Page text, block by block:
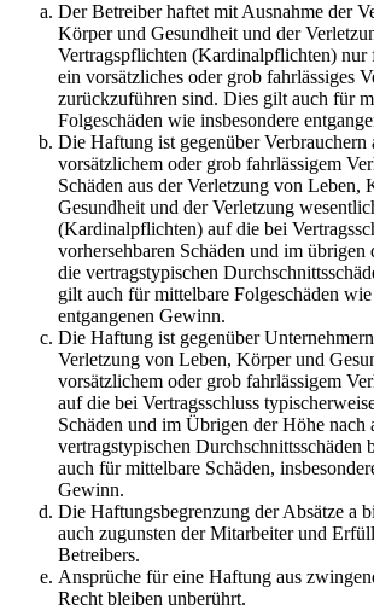
Der Betreiber haftet mit Ausnahme der
Körper und Gesundheit und der
Vertragspflichten (Kardinalpflichten) nur
ein vorsätzliches oder grob fahrlässiges
zurückzuführen sind. Dies gilt auch für
Folgeschäden wie insbesondere
Die Haftung ist gegenüber Verbrauchern
vorsätzlichem oder grob fahrlässigem
Schäden aus der Verletzung von Leben,
Gesundheit und der Verletzung
(Kardinalpflichten) auf die bei
vorhersehbaren Schäden und im übrigen
die vertragstypischen
gilt auch für mittelbare Folgeschäden
entgangenen Gewinn.
Die Haftung ist gegenüber
Verletzung von Leben, Körper und
vorsätzlichem oder grob fahrlässigem
auf die bei Vertragsschluss
Schäden und im Übrigen der Höhe nach
vertragstypischen Durchschnittsschäden
auch für mittelbare Schäden,
Gewinn.
Die Haftungsbegrenzung der Absätze a
auch zugunsten der Mitarbeiter und
Betreibers.
Ansprüche für eine Haftung aus
Recht bleiben unberührt.